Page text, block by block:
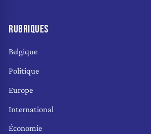
RUBRIQUES
Belgique
Politique
Europe
International
Économie